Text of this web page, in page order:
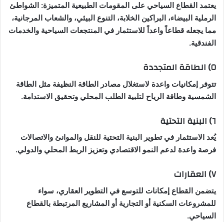
يعتمد القطاع السياحي على المقومات الطبيعية المتميزة: الشواطئ
الرملية البيضاء، البراكين الخلابة، التنوع البيئي، والشعاب المرجانية،
مما يجعله قطاعاً واعداً للاستثمار في المنتجعات السياحية والخدمات
الفندقية.
٥) الطاقة المتجددة
تتوفر إمكانيات واعدة لاستغلال مصادر الطاقة النظيفة مثل الطاقة
الشمسية وطاقة الرياح لتلبية الطلب المحلي وتحقيق الاستدامة.
٦) البنية التحتية
يُعد الاستثمار في تطوير البنية التحتية للنقل والموانئ والاتصالات
فرصة واعدة لدعم النمو الاقتصادي وتعزيز الربط المحلي والدولي.
٧) العقارات
يتضمن القطاع إمكانات للتوسع في التطوير العقاري، سواء
للمشروعات السكنية أو التجارية أو المشاريع المرتبطة بالقطاع
السياحي.